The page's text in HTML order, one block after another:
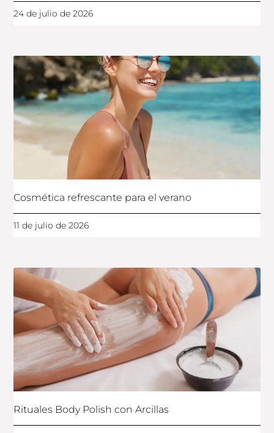
24 de julio de 2026
Cosmética refrescante para el verano
11 de julio de 2026
Rituales Body Polish con Arcillas